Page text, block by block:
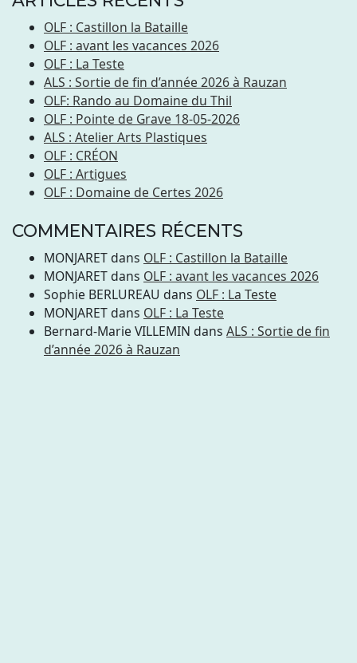
OLF : Castillon la Bataille
OLF : avant les vacances 2026
OLF : La Teste
ALS : Sortie de fin d’année 2026 à Rauzan
OLF: Rando au Domaine du Thil
OLF : Pointe de Grave 18-05-2026
ALS : Atelier Arts Plastiques
OLF : CRÉON
OLF : Artigues
OLF : Domaine de Certes 2026
COMMENTAIRES RÉCENTS
MONJARETdans OLF : Castillon la Bataille
MONJARETdans OLF : avant les vacances 2026
Sophie BERLUREAU dans OLF : La Teste
MONJARETdans OLF : La Teste
Bernard-Marie VILLEMIN dans ALS : Sortie de fin
d’année 2026 à Rauzan